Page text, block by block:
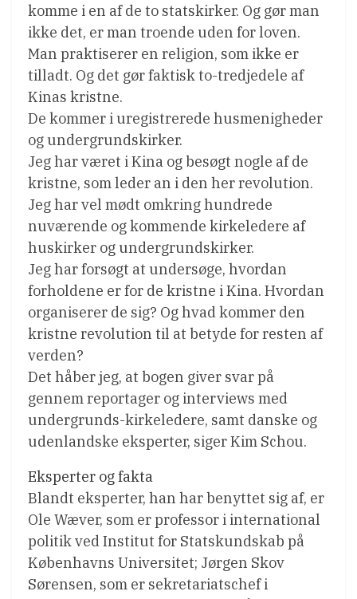
komme i en af de to statskirker. Og gør man
ikke det, er man troende uden for loven.
Man praktiserer en religion, som ikke er
tilladt. Og det gør faktisk to-tredjedele af
Kinas kristne.
De kommer i uregistrerede husmenigheder
og undergrundskirker.
Jeg har været i Kina og besøgt nogle af de
kristne, som leder an i den her revolution.
Jeg har vel mødt omkring hundrede
nuværende og kommende kirkeledere af
huskirker og undergrundskirker.
Jeg har forsøgt at undersøge, hvordan
forholdene er for de kristne i Kina. Hvordan
organiserer de sig? Og hvad kommer den
kristne revolution til at betyde for resten af
verden?
Det håber jeg, at bogen giver svar på
gennem reportager og interviews med
undergrunds-kirkeledere, samt danske og
udenlandske eksperter, siger Kim Schou.
Eksperter og fakta
Blandt eksperter, han har benyttet sig af, er
Ole Wæver, som er professor i international
politik ved Institut for Statskundskab på
Københavns Universitet; Jørgen Skov
Sørensen, som er sekretariatschef i